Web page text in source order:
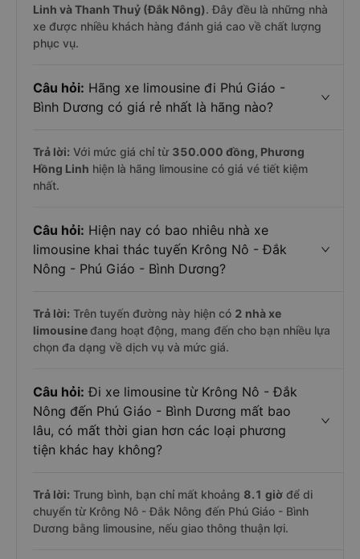
Linh và Thanh Thuỷ (Đắk Nông). Đây đều là những nhà
xe được nhiều khách hàng đánh giá cao về chất lượng
phục vụ.
Câu hỏi: Hãng xe limousine đi Phú Giáo -
Bình Dương có giá rẻ nhất là hãng nào?
Trả lời: Với mức giá chỉ từ 350.000 đồng, Phương
Hồng Linh hiện là hãng limousine có giá vé tiết kiệm
nhất.
Câu hỏi: Hiện nay có bao nhiêu nhà xe
limousine khai thác tuyến Krông Nô - Đắk
Nông - Phú Giáo - Bình Dương?
Trả lời: Trên tuyến đường này hiện có 2 nhà xe
limousineđang hoạt động, mang đến cho bạn nhiều lựa
chọn đa dạng về dịch vụ và mức giá.
Câu hỏi: Đi xe limousine từ Krông Nô - Đắk
Nông đến Phú Giáo - Bình Dương mất bao
lâu, có mất thời gian hơn các loại phương
tiện khác hay không?
Trả lời: Trung bình, bạn chỉ mất khoảng 8.1 giờ để di
chuyển từ Krông Nô - Đắk Nông đến Phú Giáo - Bình
Dương bằng limousine, nếu giao thông thuận lợi.